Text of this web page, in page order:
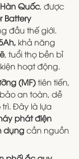
Quốc, được
Battery
đầu thế giới.
khả năng
, tuổi thọ bền bỉ
hoạt động.
(MF)tiên tiến,
an toàn, dễ
Đây là lựa
phát điện
dụngcần nguồn